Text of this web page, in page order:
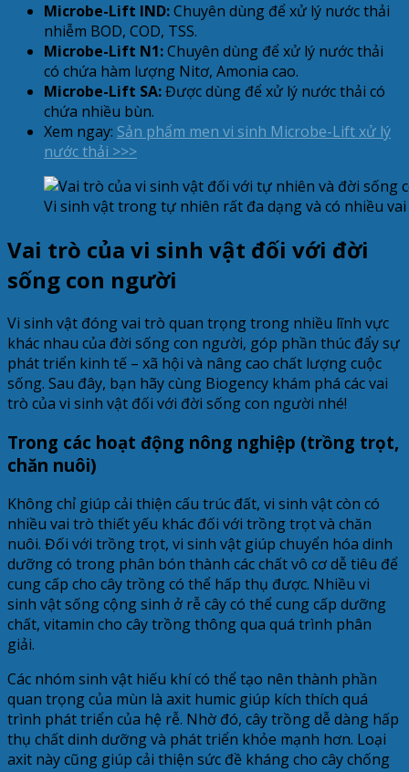
Microbe-Lift IND:Chuyên dùng để xử lý nước thải
nhiễm BOD, COD, TSS.
Microbe-Lift N1:Chuyên dùng để xử lý nước thải
có chứa hàm lượng Nitơ, Amonia cao.
Microbe-Lift SA:Được dùng để xử lý nước thải có
chứa nhiều bùn.
Xem ngay: Sản phẩm men vi sinh Microbe-Lift xử lý
nước thải >>>
Vi sinh vật trong tự nhiên rất đa dạng và có nhiều
Vai trò của vi sinh vật đối với đời
sống con người
Vi sinh vật đóng vai trò quan trọng trong nhiều lĩnh vực
khác nhau của đời sống con người, góp phần thúc đẩy sự
phát triển kinh tế – xã hội và nâng cao chất lượng cuộc
sống. Sau đây, bạn hãy cùng Biogency khám phá các vai
trò của vi sinh vật đối với đời sống con người nhé!
Trong các hoạt động nông nghiệp (trồng trọt,
chăn nuôi)
Không chỉ giúp cải thiện cấu trúc đất, vi sinh vật còn có
nhiều vai trò thiết yếu khác đối với trồng trọt và chăn
nuôi. Đối với trồng trọt, vi sinh vật giúp chuyển hóa dinh
dưỡng có trong phân bón thành các chất vô cơ dễ tiêu để
cung cấp cho cây trồng có thể hấp thụ được. Nhiều vi
sinh vật sống cộng sinh ở rễ cây có thể cung cấp dưỡng
chất, vitamin cho cây trồng thông qua quá trình phân
giải.
Các nhóm sinh vật hiếu khí có thể tạo nên thành phần
quan trọng của mùn là axit humic giúp kích thích quá
trình phát triển của hệ rễ. Nhờ đó, cây trồng dễ dàng hấp
thụ chất dinh dưỡng và phát triển khỏe mạnh hơn. Loại
axit này cũng giúp cải thiện sức đề kháng cho cây chống